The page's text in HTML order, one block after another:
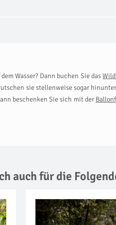
Wasser? Dann buchen Sie das
sie stellenweise sogar
beschenken Sie sich mit der
auch für die